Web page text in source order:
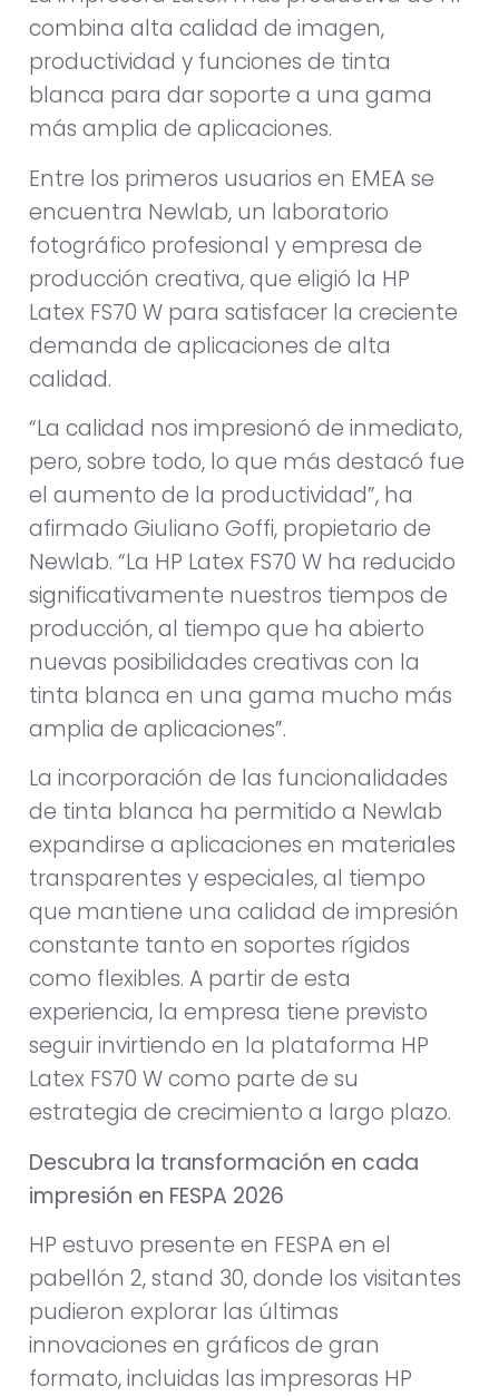
combina alta calidad de imagen,
productividad y funciones de tinta
blanca para dar soporte a una gama
más amplia de aplicaciones.
Entre los primeros usuarios en EMEA se
encuentra Newlab, un laboratorio
fotográfico profesional y empresa de
producción creativa, que eligió la HP
Latex FS70 W para satisfacer la creciente
demanda de aplicaciones de alta
calidad.
“La calidad nos impresionó de inmediato,
pero, sobre todo, lo que más destacó fue
el aumento de la productividad”, ha
afirmado Giuliano Goffi, propietario de
Newlab. “La HP Latex FS70 W ha reducido
significativamente nuestros tiempos de
producción, al tiempo que ha abierto
nuevas posibilidades creativas con la
tinta blanca en una gama mucho más
amplia de aplicaciones”.
La incorporación de las funcionalidades
de tinta blanca ha permitido a Newlab
expandirse a aplicaciones en materiales
transparentes y especiales, al tiempo
que mantiene una calidad de impresión
constante tanto en soportes rígidos
como flexibles. A partir de esta
experiencia, la empresa tiene previsto
seguir invirtiendo en la plataforma HP
Latex FS70 W como parte de su
estrategia de crecimiento a largo plazo.
Descubra la transformación en cada
impresión en FESPA 2026
HP estuvo presente en FESPA en el
pabellón 2, stand 30, donde los visitantes
pudieron explorar las últimas
innovaciones en gráficos de gran
formato, incluidas las impresoras HP